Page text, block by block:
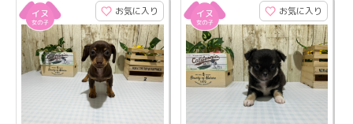
お気に入り お気に入り